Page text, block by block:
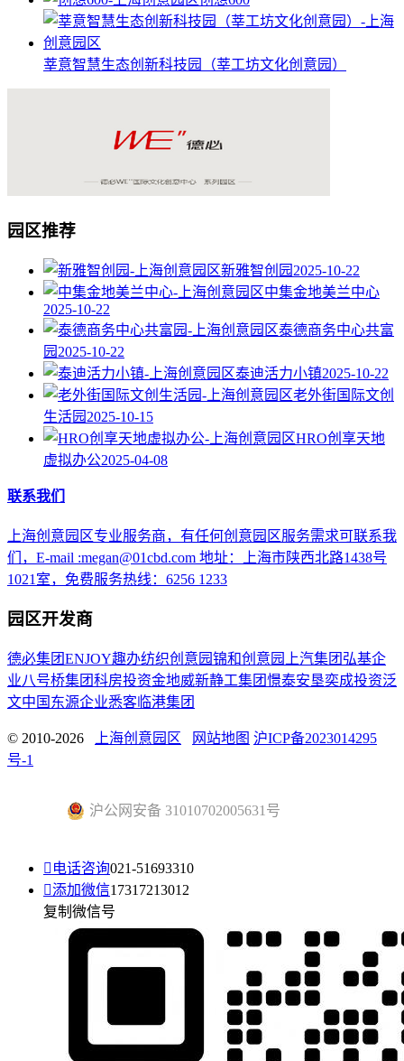
莘意智慧生态创新科技园（莘工坊文化创意园）
园区推荐
新雅智创园 2025-10-22
中集金地美兰中心
2025-10-22
泰德商务中心共富
园 2025-10-22
泰迪活力小镇2025-10-22
老外街国际文创
生活园 2025-10-15
HRO创享天地
虚拟办公2025-04-08
联系我们
上海创意园区专业服务商，有任何创意园区服务需求可联系我
们，E-mail :megan@01cbd.com 地址：上海市陕西北路1438号
1021室，免费服务热线：6256 1233
园区开发商
德必集团ENJOY趣办纺织创意园锦和创意园 上汽集团 弘基企
业八号桥集团科房投资金地威新静工集团憬泰安垦奕成投资泛
文中国 东源企业悉客 临港集团
© 2010-2026 上海创意园区 网站地图 沪ICP备2023014295
号-1
沪公网安备 31010702005631号
 电话咨询021-51693310
添加微信17317213012
复制微信号